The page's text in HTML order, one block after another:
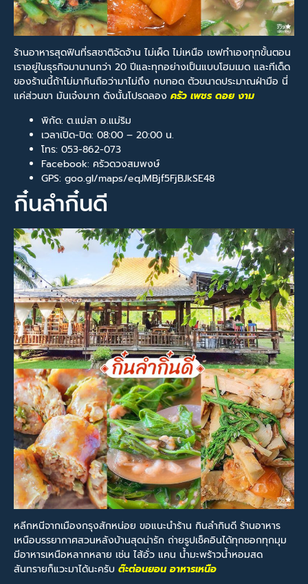
ร้านอาหารสุดฟินที่รสชาติจัดจ้าน ไม่เผ็ด ไม่เหนือ เชฟทำเองทุกขั้นตอน
เราอยู่ในธุรกิจมานานกว่า 20 ปีและทุกอย่างเป็นแบบโฮมเมด และทีเด็ด
ของร้านนี้ถ้าไม่มากินถือว่ามาไม่ถึง กบทอด ตัวขนาดประมาณฝ่ามือ นี่
แค่ส่วนขา มันเจ๋งมาก ดังนั้นโปรดลอง ครัว เพชร ดอย งาม
พิกัด: ต.แม่สา อ.แม่ริม
เวลาเปิด-ปิด: 08:00 – 20:00 น.
โทร: 053-862-073
Facebook: ครัวดวงสมพงษ์
GPS: goo.gl/maps/eqJMBjf5FjBJkSE48
กิ๋นลำกิ๋นดี
หลีกหนีจากเมืองกรุงสักหน่อย ขอแนะนำร้าน กินลำกินดี ร้านอาหาร
เหนือบรรยากาศสวนหลังบ้านสุดน่ารัก ถ่ายรูปเช็คอินได้ทุกซอกทุกมุม
มีอาหารเหนือหลากหลาย เช่น ไส้อั่ว แคน น้ำมะพร้าวน้ำหอมสด
สันทรายก็แวะมาได้นะครับ ต๊ะต่อนยอน อาหารเหนือ